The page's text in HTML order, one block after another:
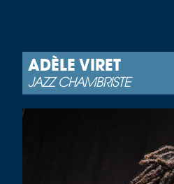
ADÈLE VIRET
JAZZ CHAMBRISTE